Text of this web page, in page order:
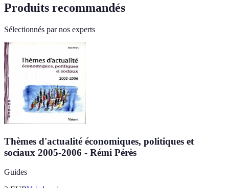
Produits recommandés
Sélectionnés par nos experts
Thèmes d'actualité économiques, politiques et
sociaux 2005-2006 - Rémi Pérès
Guides